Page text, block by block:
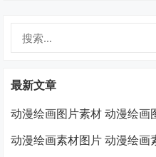
最新文章
动漫绘画图片素材 动漫绘画
动漫绘画素材图片 动漫绘画